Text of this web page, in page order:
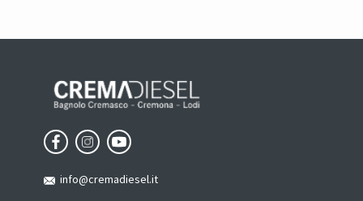
info@cremadiesel.it